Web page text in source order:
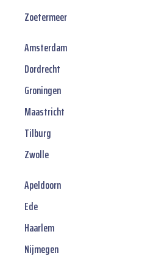
Zoetermeer
Amsterdam
Dordrecht
Groningen
Maastricht
Tilburg
Zwolle
Apeldoorn
Ede
Haarlem
Nijmegen